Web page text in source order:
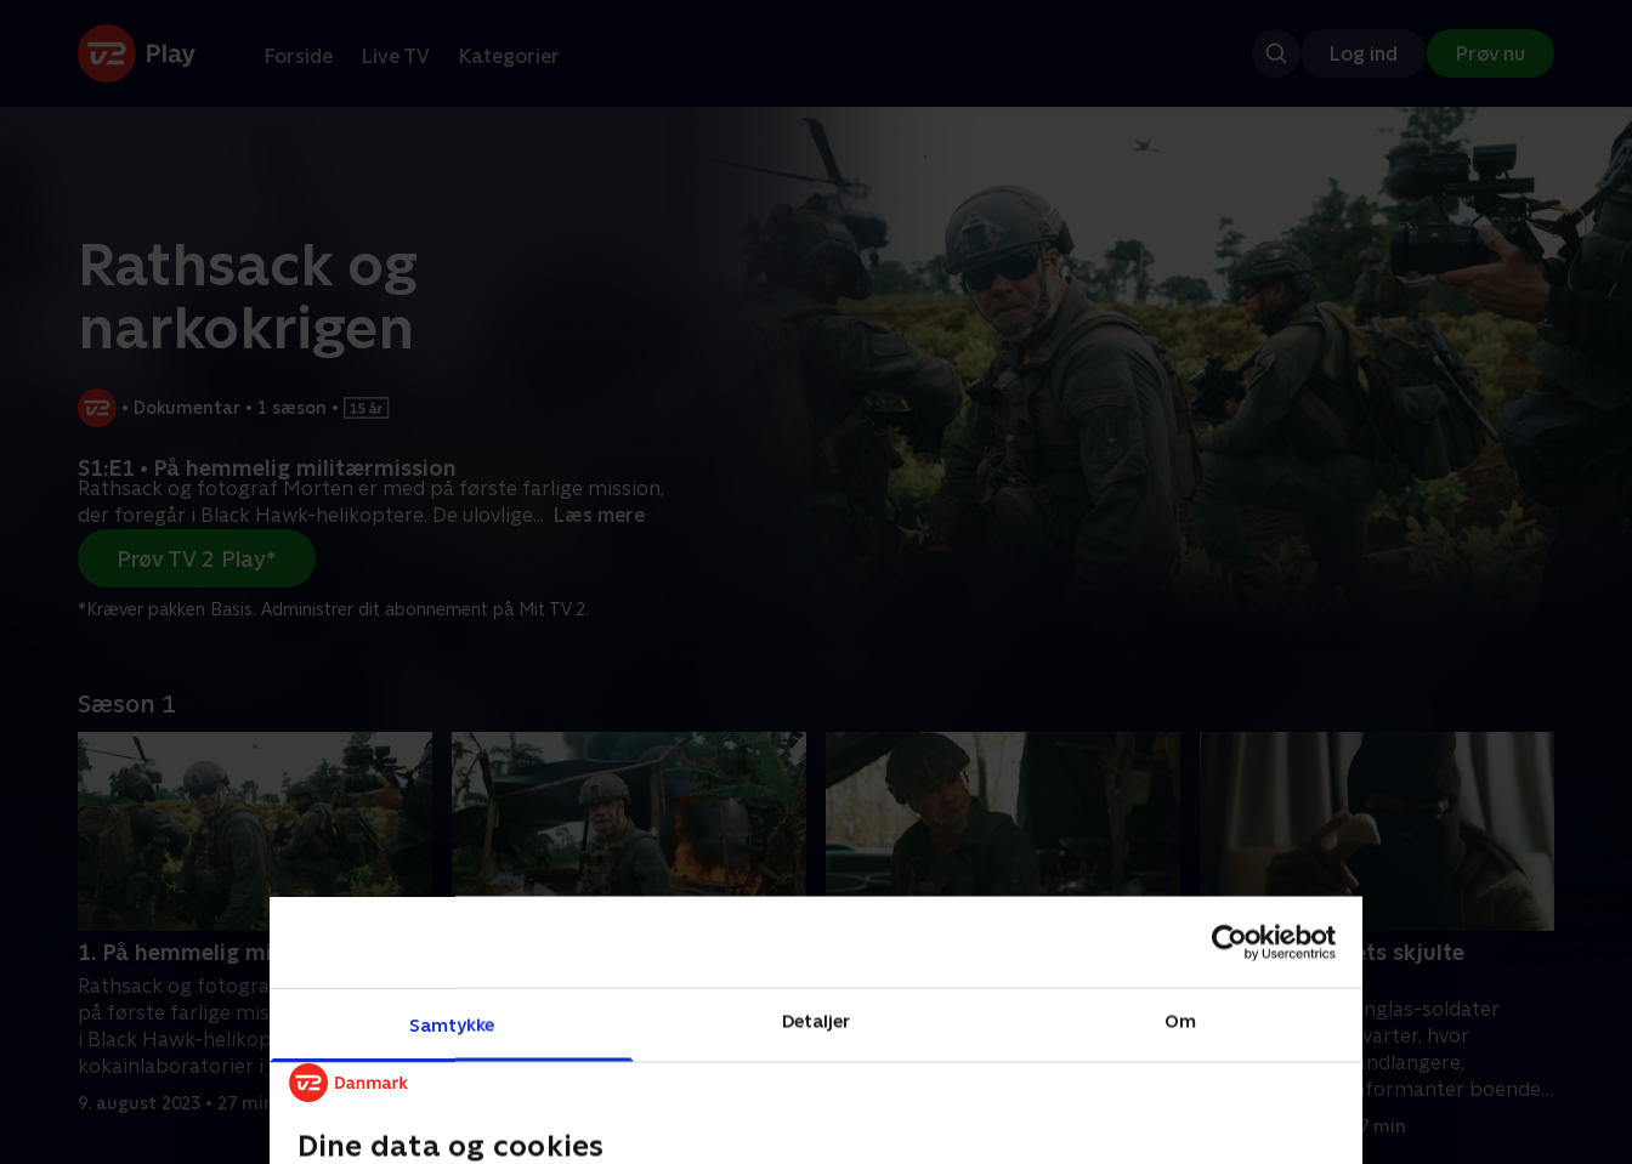
Samtykke Detaljer Om
Dine data og cookies
Forside Live TV Kategorier Log ind Prøv nu
Rathsack og
narkokrigen
• Dokumentar • 1 sæson •
S1:E1 • På hemmelig militærmission
Rathsack og fotograf Morten er med på første farlige mission,
der foregår i Black Hawk-helikoptere. De ulovlige... Læs mere
Prøv TV 2 Play*
*Kræver pakken Basis. Administrer dit abonnement på Mit TV 2.
Sæson 1
1. På hemmelig militærmission
Rathsack og fotograf Morten er med
på første farlige mission, der foregår
i Black Hawk-helikoptere. De ulovlige
kokainlaboratorier i junglen skal
destrueres
9. august 2023 • 27 min
farlig færd gennem kartelland, da de
på egen hånd opsøger en kokabonde,
På en hemmelig adresse møder
Rathsack og Morten en bestialsk
4. Slumkvarterets skjulte
66 Commando Junglas-soldater
stormer et slumkvarter, hvor
kartellerne har håndlangere,
lejemordere og informanter boende
blandt uskyldige, fattige
23. august 2023 • 27 min